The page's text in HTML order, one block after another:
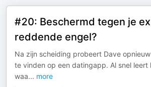
#20: Beschermd tegen je
reddende engel?
Na zijn scheiding probeert Dave
te vinden op een datingapp. Al snel leert
waa... more